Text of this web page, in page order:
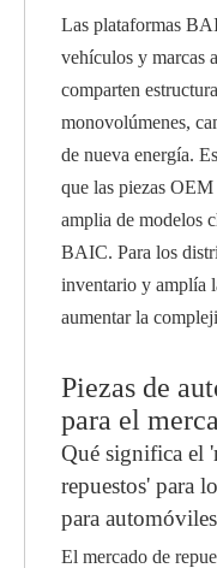
Las plataformas
vehículos y marcas
comparten
monovolúmenes,
de nueva energía.
que las piezas OEM
amplia de modelos
BAIC. Para los
inventario y amplía
aumentar la
Piezas de
para el
Qué significa el
repuestos' para
para automóviles
El mercado de